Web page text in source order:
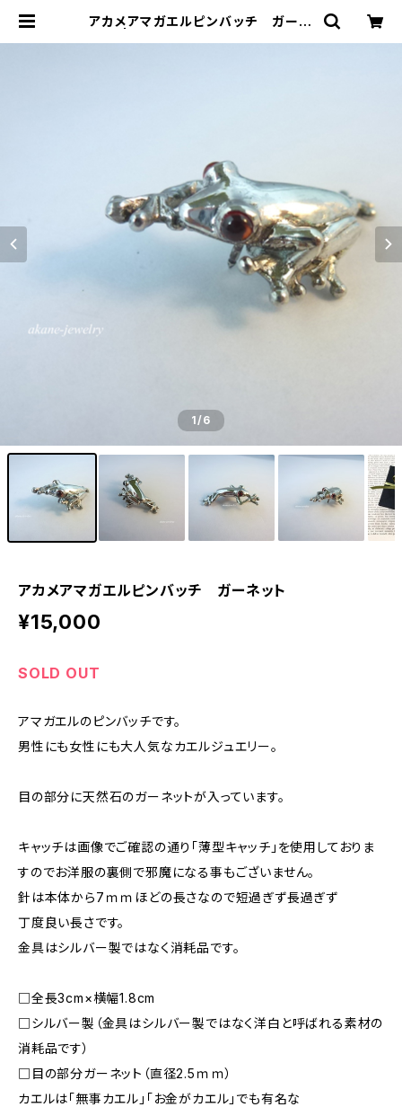
アカメアマガエルピンバッチ ガーネ
1/6
アカメアマガエルピンバッチ ガーネット
¥15,000
SOLD OUT
アマガエルのピンバッチです。
男性にも女性にも大人気なカエルジュエリー。
目の部分に天然石のガーネットが入っています。
キャッチは画像でご確認の通り「薄型キャッチ」を使用しておりま
すのでお洋服の裏側で邪魔になる事もございません。
針は本体から7ｍｍほどの長さなので短過ぎず長過ぎず
丁度良い長さです。
金具はシルバー製ではなく消耗品です。
□全長3cm×横幅1.8cm
□シルバー製（金具はシルバー製ではなく洋白と呼ばれる素材の
消耗品です）
□目の部分ガーネット（直径2.5ｍｍ）
カエルは「無事カエル」「お金がカエル」でも有名な